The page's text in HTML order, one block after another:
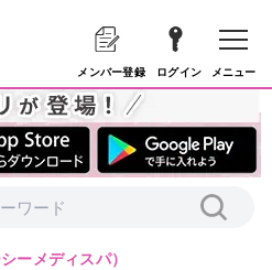
メンバー登録 ログイン メニュー
ーメディスパ）